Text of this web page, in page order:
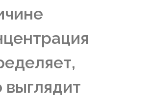
выглядит